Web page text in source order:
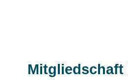
Mitgliedschaft